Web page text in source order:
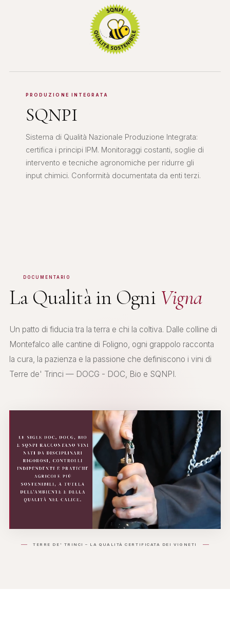
PRODUZIONE INTEGRATA
SQNPI
Sistema di Qualità Nazionale Produzione Integrata:
certifica i principi IPM. Monitoraggi costanti, soglie di
intervento e tecniche agronomiche per ridurre gli
input chimici. Conformità documentata da enti terzi.
DOCUMENTARIO
La Qualità in Ogni Vigna
Un patto di fiducia tra la terra e chi la coltiva. Dalle colline di
Montefalco alle cantine di Foligno, ogni grappolo racconta
la cura, la pazienza e la passione che definiscono i vini di
Terre de' Trinci — DOCG - DOC, Bio e SQNPI.
TERRE DE' TRINCI – LA QUALITÀ CERTIFICATA DEI VIGNETI